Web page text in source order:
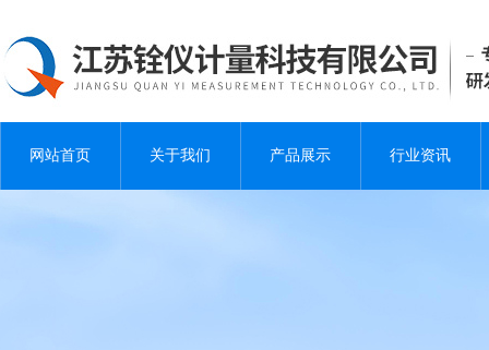
网站首页 关于我们 产品展示 行业资讯